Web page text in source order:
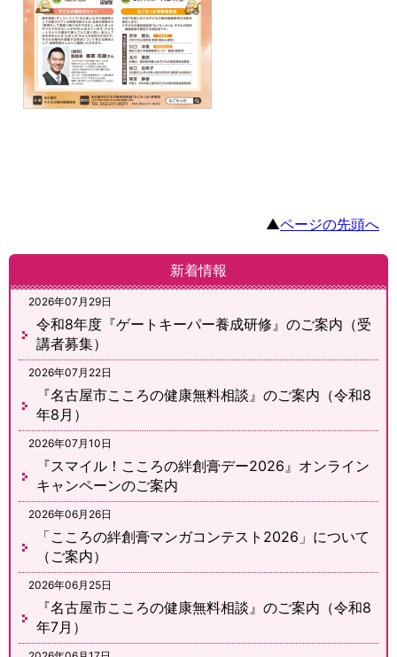
▲ページの先頭へ
新着情報
2026年07月29日
令和8年度『ゲートキーパー養成研修』のご案内（受
講者募集）
2026年07月22日
『名古屋市こころの健康無料相談』のご案内（令和8
年8月）
2026年07月10日
『スマイル！こころの絆創膏デー2026』オンライン
キャンペーンのご案内
2026年06月26日
「こころの絆創膏マンガコンテスト2026」について
（ご案内）
2026年06月25日
『名古屋市こころの健康無料相談』のご案内（令和8
年7月）